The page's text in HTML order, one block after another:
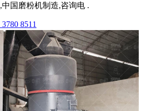
国磨粉机制造,咨询电 .
8511